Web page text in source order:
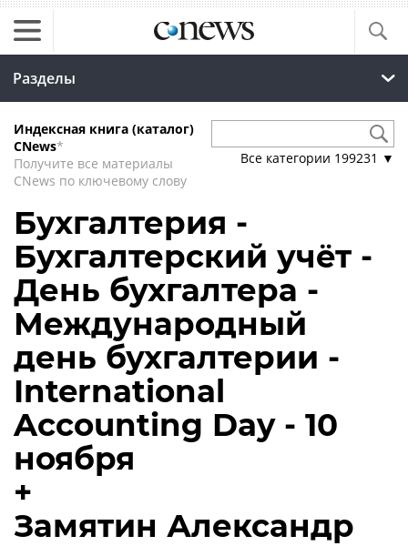
Разделы
Индексная книга (каталог)
CNews*
Получите все материалы
CNews по ключевому слову
Все категории 199231 ▼
Бухгалтерия -
Бухгалтерский учёт -
День бухгалтера -
Международный
день бухгалтерии -
International
Accounting Day - 10
ноября
+
Замятин Александр